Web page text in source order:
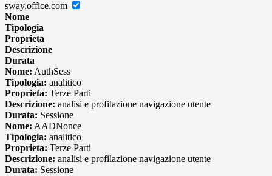
sway.office.com
Nome
Tipologia
Proprieta
Descrizione
Durata
Nome: AuthSess
Tipologia: analitico
Proprieta: Terze Parti
Descrizione: analisi e profilazione navigazione utente
Durata: Sessione
Nome: AADNonce
Tipologia: analitico
Proprieta: Terze Parti
Descrizione: analisi e profilazione navigazione utente
Durata: Sessione